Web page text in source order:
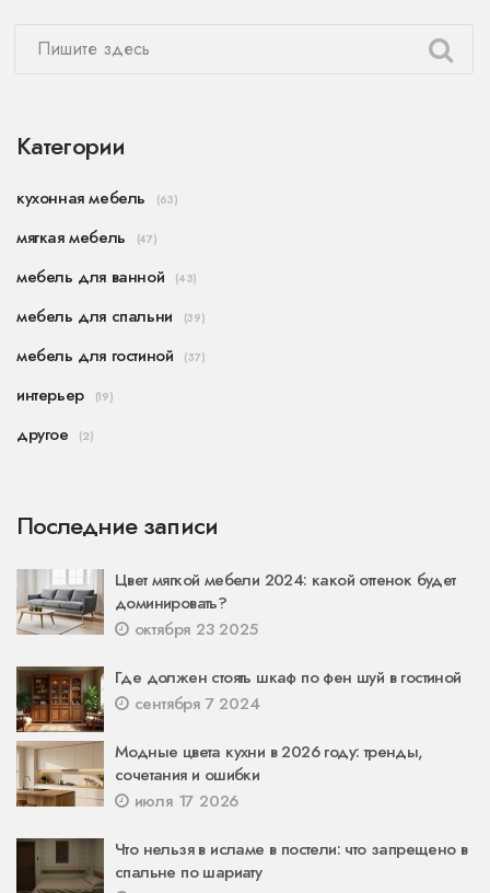
Категории
кухонная мебель (63)
мягкая мебель (47)
мебель для ванной (43)
мебель для спальни (39)
мебель для гостиной (37)
интерьер (19)
другое (2)
Последние записи
Цвет мягкой мебели 2024: какой оттенок будет
доминировать?
октября 23 2025
Где должен стоять шкаф по фен шуй в гостиной
сентября 7 2024
Модные цвета кухни в 2026 году: тренды,
сочетания и ошибки
июля 17 2026
Что нельзя в исламе в постели: что запрещено в
спальне по шариату